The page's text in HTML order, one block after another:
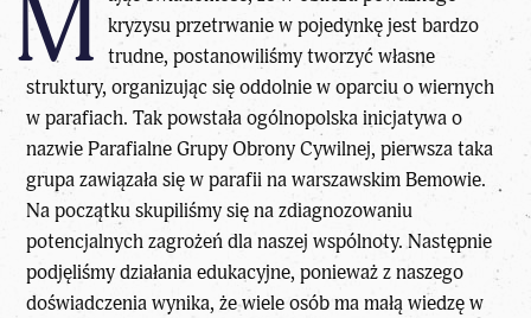
M kryzysu przetrwanie w pojedynkę jest bardzo
trudne, postanowiliśmy tworzyć własne
struktury, organizując się oddolnie w oparciu o wiernych
w parafiach. Tak powstała ogólnopolska inicjatywa o
nazwie Parafialne Grupy Obrony Cywilnej, pierwsza taka
grupa zawiązała się w parafii na warszawskim Bemowie.
Na początku skupiliśmy się na zdiagnozowaniu
potencjalnych zagrożeń dla naszej wspólnoty. Następnie
podjęliśmy działania edukacyjne, ponieważ z naszego
doświadczenia wynika, że wiele osób ma małą wiedzę w